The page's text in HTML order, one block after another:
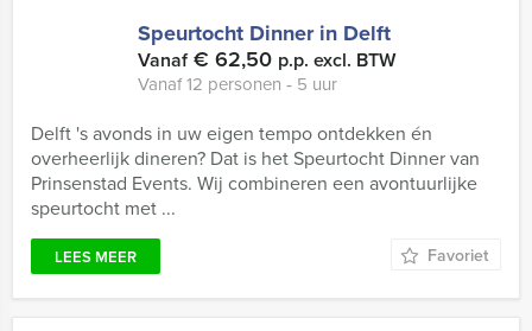
Speurtocht Dinner in Delft
Vanaf€ 62,50 p.p. excl. BTW
Vanaf 12 personen ‐ 5 uur
Delft 's avonds in uw eigen tempo ontdekken én
overheerlijk dineren? Dat is het Speurtocht Dinner van
Prinsenstad Events. Wij combineren een avontuurlijke
speurtocht met ...
LEES MEER Favoriet